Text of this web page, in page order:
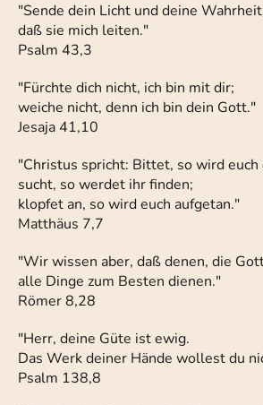
"Sende dein Licht und deine
daß sie mich leiten."
Psalm 43,3
"Fürchte dich nicht, ich bin mit dir;
weiche nicht, denn ich bin dein Gott."
Jesaja 41,10
"Christus spricht: Bittet, so wird euch
sucht, so werdet ihr finden;
klopfet an, so wird euch aufgetan."
Matthäus 7,7
"Wir wissen aber, daß denen, die
alle Dinge zum Besten dienen."
Römer 8,28
"Herr, deine Güte ist ewig.
Das Werk deiner Hände wollest du
Psalm 138,8